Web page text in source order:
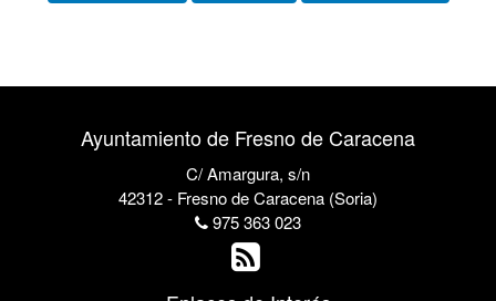
Ayuntamiento de Fresno de Caracena
C/ Amargura, s/n
42312 - Fresno de Caracena (Soria)
975 363 023